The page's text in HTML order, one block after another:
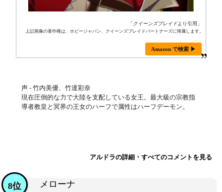
「 クイーンズブレイドより引用」
上記画像の著作権は、ホビージャパン、クイーンズブレイドパートナーズに帰属します。
Amazon で検索 ▶
声 - 竹内美優、竹達彩奈
現在圧倒的な力で大陸を支配している女王。最大級の宗教指
導者教皇と冥界の王女のハーフで属性はハーフデーモン。
アルドラの詳細・すべてのコメントを見る
メローナ
8位